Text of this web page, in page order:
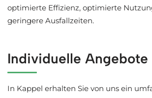
optimierte Effizienz, optimierte
geringere Ausfallzeiten.
Individuelle Angebote
In Kappel erhalten Sie von uns ein